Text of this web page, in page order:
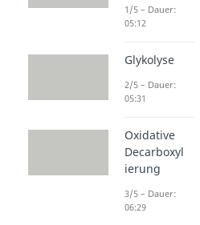
enthaltenen
verwendest du
Iod . Wenn in
Stoff Amylose
du das an
.
weil sich Iod
Stärke
1/5 – Dauer:
05:12
Glykolyse
2/5 – Dauer:
05:31
Oxidative
Decarboxyl
ierung
3/5 – Dauer:
06:29